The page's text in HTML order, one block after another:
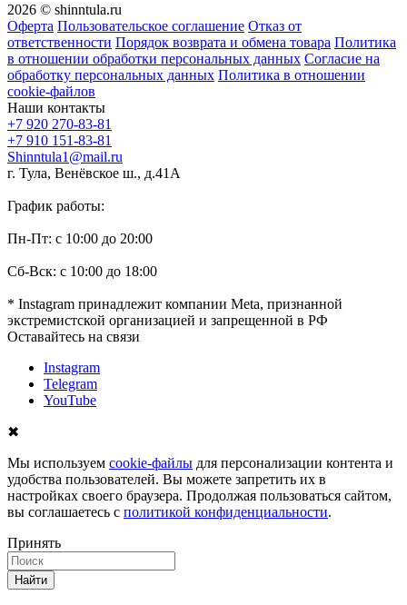
2026 © shinntula.ru
Оферта Пользовательское соглашение Отказ от
ответственности Порядок возврата и обмена товара Политика
в отношении обработки персональных данных Согласие на
обработку персональных данных Политика в отношении
cookie-файлов
Наши контакты
+7 920 270-83-81
+7 910 151-83-81
Shinntula1@mail.ru
г. Тула, Венёвское ш., д.41А
График работы:
Пн-Пт: с 10:00 до 20:00
Сб-Вск: с 10:00 до 18:00
* Instagram принадлежит компании Meta, признанной
экстремистской организацией и запрещенной в РФ
Оставайтесь на связи
Instagram
Telegram
YouTube
✖
Мы используем cookie-файлы для персонализации контента и
удобства пользователей. Вы можете запретить их в
настройках своего браузера. Продолжая пользоваться сайтом,
вы соглашаетесь с политикой конфиденциальности.
Принять
Найти